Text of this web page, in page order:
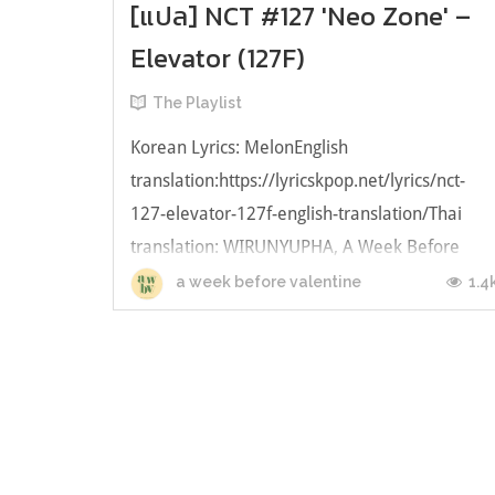
[แปล] NCT #127 'Neo Zone' –
Elevator (127F)
The Playlist
Korean Lyrics: MelonEnglish
translation:https://lyricskpop.net/lyrics/nct-
127-elevator-127f-english-translation/Thai
translation: WIRUNYUPHA, A Week Before
Valentine Let’s just keep this simple좁혀 우리
사이 빈틈여긴 숨 막힌 공기만 가득못 참겠어
a week before valentine